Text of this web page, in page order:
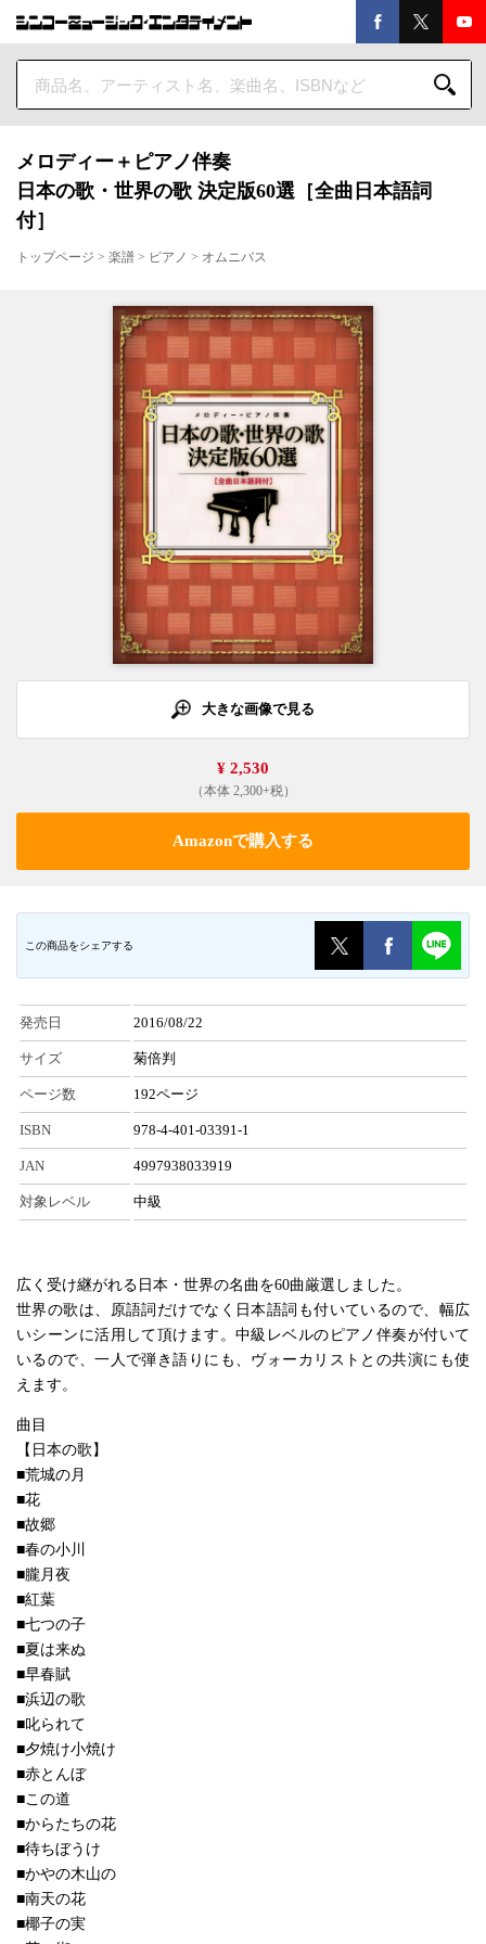
メロディー＋ピアノ伴奏
日本の歌・世界の歌 決定版60選［全曲日本語詞
付］
トップページ > 楽譜 > ピアノ > オムニバス
大きな画像で見る
¥ 2,530
（本体 2,300+税）
Amazonで購入する
この商品をシェアする
発売日 2016/08/22
サイズ 菊倍判
ページ数 192ページ
ISBN 978-4-401-03391-1
JAN 4997938033919
対象レベル 中級
広く受け継がれる日本・世界の名曲を60曲厳選しました。
世界の歌は、原語詞だけでなく日本語詞も付いているので、幅広
いシーンに活用して頂けます。中級レベルのピアノ伴奏が付いて
いるので、一人で弾き語りにも、ヴォーカリストとの共演にも使
えます。
曲目
【日本の歌】
■荒城の月
■花
■故郷
■春の小川
■朧月夜
■紅葉
■七つの子
■夏は来ぬ
■早春賦
■浜辺の歌
■叱られて
■夕焼け小焼け
■赤とんぼ
■この道
■からたちの花
■待ちぼうけ
■かやの木山の
■南天の花
■椰子の実